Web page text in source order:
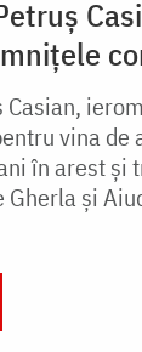
vina de
în arest și
și